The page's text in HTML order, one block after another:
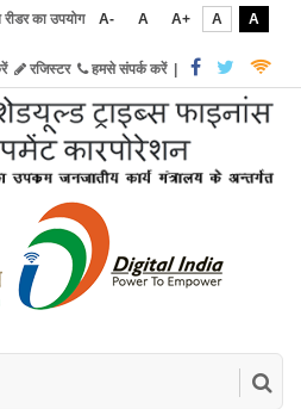
का उपयोग A- A A+ A
A
रजिस्टर हमसे संपर्क करें|